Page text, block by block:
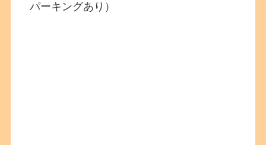
パーキングあり）